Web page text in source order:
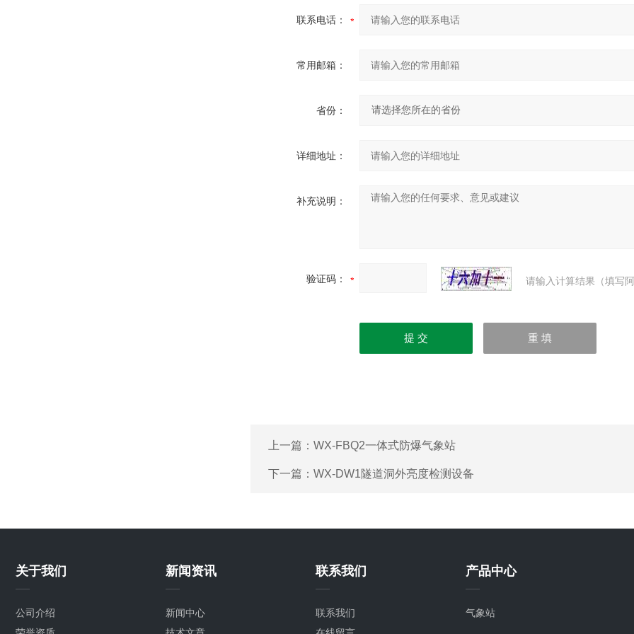
联系电话：
常用邮箱：
省份：
详细地址：
补充说明：
验证码： 请输入计算结果（填写
上一篇： WX-FBQ2一体式防爆气象站
下一篇： WX-DW1隧道洞外亮度检测设备
关于我们
公司介绍
新闻资讯
新闻中心
联系我们
联系我们
产品中心
气象站